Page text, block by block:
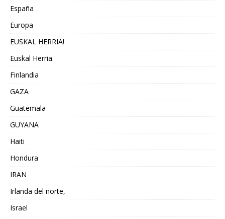
España
Europa
EUSKAL HERRIA!
Euskal Herria.
Finlandia
GAZA
Guatemala
GUYANA
Haiti
Hondura
IRAN
Irlanda del norte,
Israel